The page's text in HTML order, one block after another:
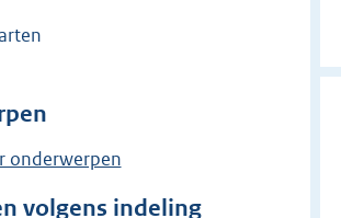
onderwerpen
volgens indeling